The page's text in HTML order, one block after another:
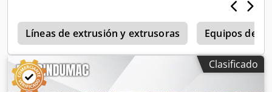
mm. La máquina está equipada con un robusto sistema de
seguridad que garantiza la seguridad operativa. Si busca
obtener una capacidad de moldeo por inyección de alta
calidad, considere la máquina Battenfeld CM 40 que
tenemos a la venta. Póngase en contacto con nosotros para
obtener más detalles. - Presión del sistema hidráulico: 247
/ 210 bar- Presión del sistema neumático: 6 bar- Tensión
Líneas de extrusión y extrusoras Equipos de
Clasificado